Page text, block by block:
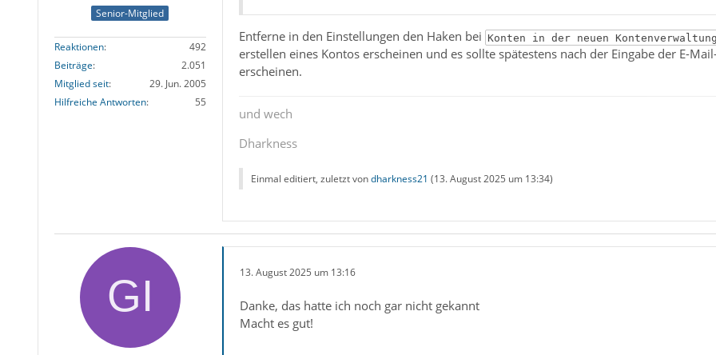
Senior-Mitglied
Reaktionen
492
Beiträge
2.051
Mitglied seit
29. Jun. 2005
Hilfreiche Antworten
55
Entferne in den Einstellungen den Haken bei Konten in der neuen
erstellen eines Kontos erscheinen und es sollte spätestens nach der Eingabe der E-
erscheinen.
und wech
Dharkness
Einmal editiert, zuletzt vondharkness21 (13. August 2025 um 13:34)
13. August 2025 um 13:16
Danke, das hatte ich noch gar nicht gekannt
Macht es gut!